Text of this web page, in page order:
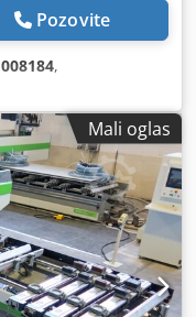
Pozovite
008184,
Mali oglas